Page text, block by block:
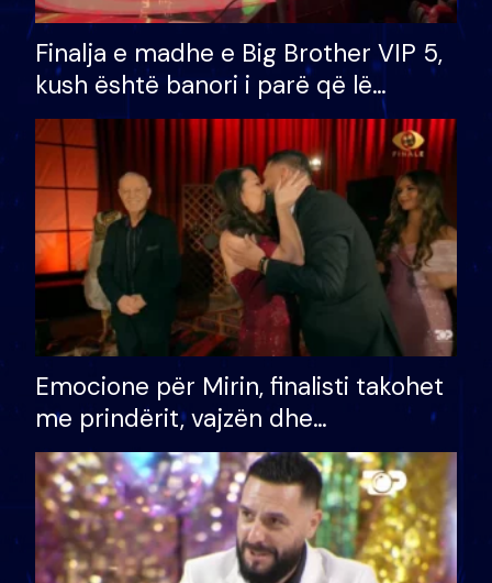
Finalja e madhe e Big Brother VIP 5,
kush është banori i parë që lë
shtëpinë dhe humb mundësinë për
të fituar çmimin e madh
Emocione për Mirin, finalisti takohet
me prindërit, vajzën dhe
bashkëshorten: S’kemi ndonjë letër
divorci apo jo?